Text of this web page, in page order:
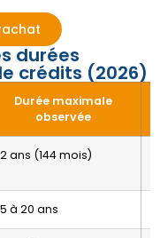
durées
crédits (2026)
Durée maximale
observée
ans (144 mois)
à 20 ans